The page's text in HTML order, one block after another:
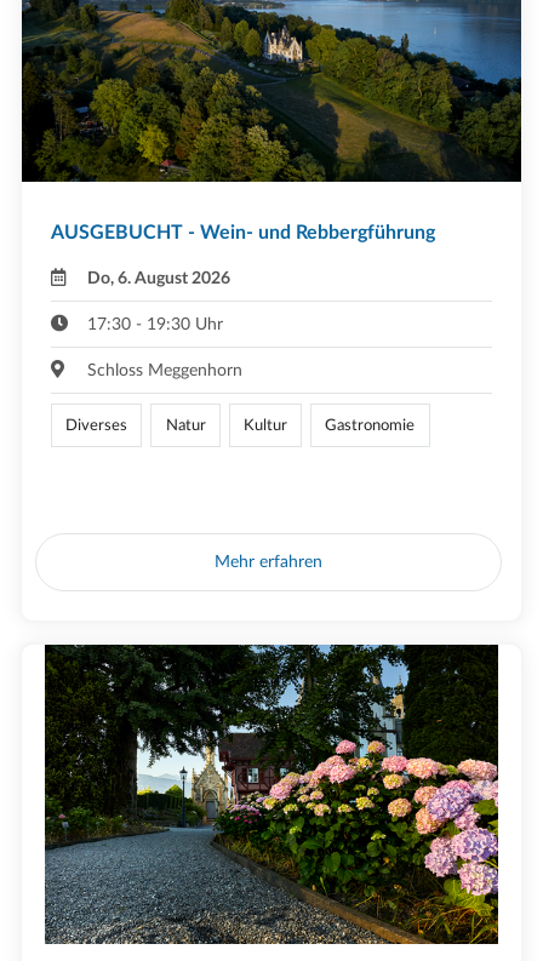
AUSGEBUCHT - Wein- und Rebbergführung
Do, 6. August 2026
17:30 - 19:30 Uhr
Schloss Meggenhorn
Diverses Natur Kultur Gastronomie
Mehr erfahren